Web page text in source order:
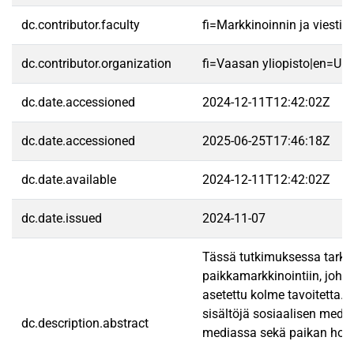
dc.contributor.faculty fi=Markkinoinnin ja
dc.contributor.organization fi=Vaasan
dc.date.accessioned 2024-12-11T12:42:02Z
dc.date.accessioned 2025-06-25T17:46:18Z
dc.date.available 2024-12-11T12:42:02Z
dc.date.issued 2024-11-07
dc.description.abstract
Tässä tutkimuksessa
paikkamarkkinointiin,
asetettu kolme tavoitetta.
sisältöjä sosiaalisen
mediassa sekä paikan